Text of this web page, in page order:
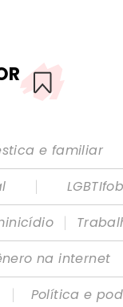
e familiar
|
|
na internet
|
Política e